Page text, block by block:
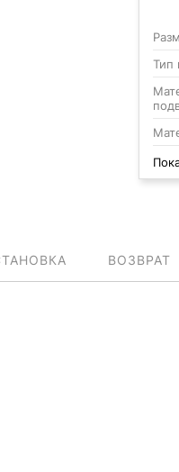
Тип
ВОЗВРАТ